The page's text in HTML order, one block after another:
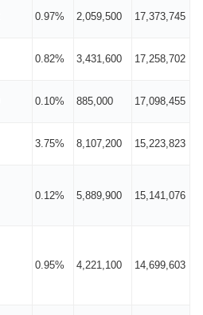
0.97% 2,059,500 17,373,745
0.82% 3,431,600 17,258,702
0.10% 885,000 17,098,455
3.75% 8,107,200 15,223,823
0.12% 5,889,900 15,141,076
0.95% 4,221,100 14,699,603